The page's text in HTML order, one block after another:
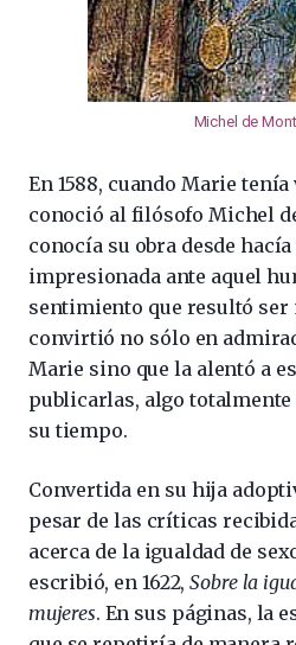
Michel de
En 1588, cuando Marie
conoció al filósofo Michel
conocía su obra desde
impresionada ante aquel
sentimiento que resultó ser
convirtió no sólo en
Marie sino que la alentó a
publicarlas, algo
su tiempo.
Convertida en su hija
pesar de las críticas
acerca de la igualdad de
escribió, en 1622,Sobre la
mujeres. En sus páginas, la